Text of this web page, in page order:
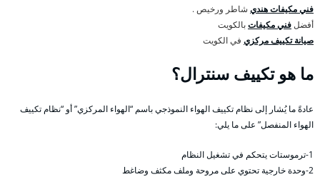
فني مكيفات هندي شاطر ورخيص .
أفضلفني مكيفاتبالكويت
صيانة تكييف مركزي في الكويت
ما هو تكييف سنترال؟
عادةً ما يُشار إلى نظام تكييف الهواء النموذجي باسم “الهواء المركزي” أو “نظام تكييف
الهواء المنفصل” على ما يلي:
1-ترموستات يتحكم في تشغيل النظام
2-وحدة خارجية تحتوي على مروحة وملف مكثف وضاغط